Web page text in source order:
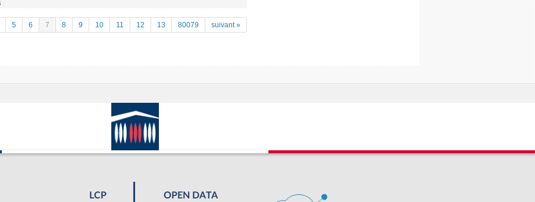
5 6 7 8 9 10 11 12 13 80079 suivant »
LCP
OPEN DATA